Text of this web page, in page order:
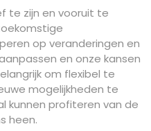
te zijn en vooruit te
op veranderingen en
en onze kansen
om flexibel te
mogelijkheden te
kunnen profiteren van de
heen.